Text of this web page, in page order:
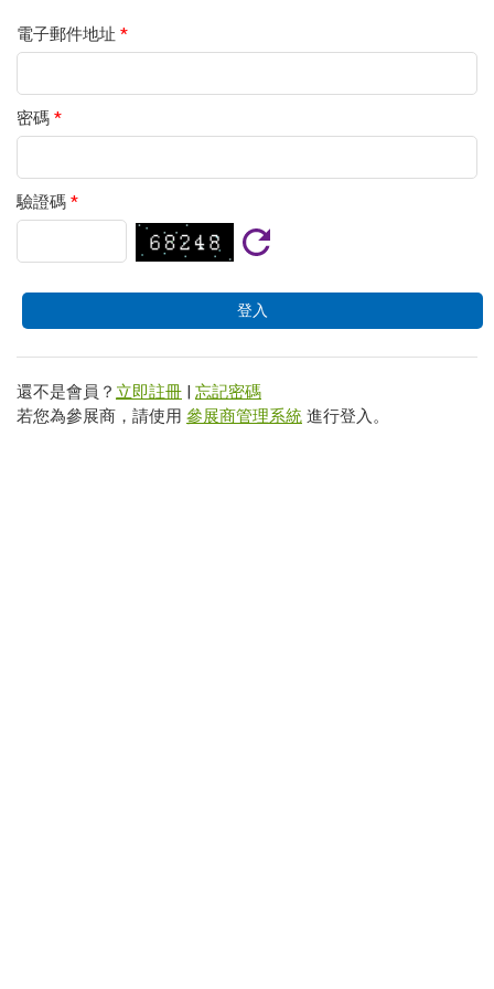
電子郵件地址 *
密碼 *
驗證碼 *
還不是會員？ 立即註冊 | 忘記密碼
若您為參展商，請使用 參展商管理系統 進行登入。